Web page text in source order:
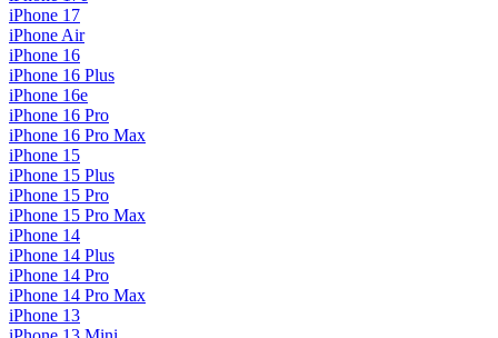
iPhone 17
iPhone Air
iPhone 16
iPhone 16 Plus
iPhone 16e
iPhone 16 Pro
iPhone 16 Pro Max
iPhone 15
iPhone 15 Plus
iPhone 15 Pro
iPhone 15 Pro Max
iPhone 14
iPhone 14 Plus
iPhone 14 Pro
iPhone 14 Pro Max
iPhone 13